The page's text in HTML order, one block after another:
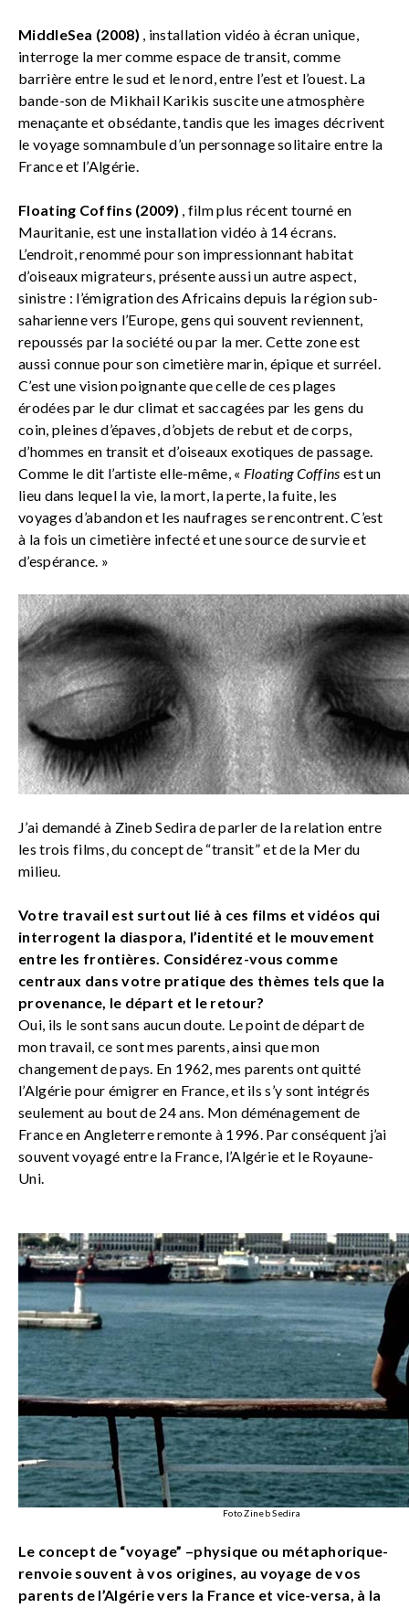
MiddleSea (2008) , installation vidéo à écran unique,
interroge la mer comme espace de transit, comme
barrière entre le sud et le nord, entre l’est et l’ouest. La
bande-son de Mikhail Karikis suscite une atmosphère
menaçante et obsédante, tandis que les images décrivent
le voyage somnambule d’un personnage solitaire entre la
France et l’Algérie.
Floating Coffins (2009) , film plus récent tourné en
Mauritanie, est une installation vidéo à 14 écrans.
L’endroit, renommé pour son impressionnant habitat
d’oiseaux migrateurs, présente aussi un autre aspect,
sinistre : l’émigration des Africains depuis la région sub-
saharienne vers l’Europe, gens qui souvent reviennent,
repoussés par la société ou par la mer. Cette zone est
aussi connue pour son cimetière marin, épique et surréel.
C’est une vision poignante que celle de ces plages
érodées par le dur climat et saccagées par les gens du
coin, pleines d’épaves, d’objets de rebut et de corps,
d’hommes en transit et d’oiseaux exotiques de passage.
Comme le dit l’artiste elle-même, « Floating Coffins est un
lieu dans lequel la vie, la mort, la perte, la fuite, les
voyages d’abandon et les naufrages se rencontrent. C’est
à la fois un cimetière infecté et une source de survie et
d’espérance. »
J’ai demandé à Zineb Sedira de parler de la relation entre
les trois films, du concept de “transit” et de la Mer du
milieu.
Votre travail est surtout lié à ces films et vidéos qui
interrogent la diaspora, l’identité et le mouvement
entre les frontières. Considérez-vous comme
centraux dans votre pratique des thèmes tels que la
provenance, le départ et le retour?
Oui, ils le sont sans aucun doute. Le point de départ de
mon travail, ce sont mes parents, ainsi que mon
changement de pays. En 1962, mes parents ont quitté
l’Algérie pour émigrer en France, et ils s’y sont intégrés
seulement au bout de 24 ans. Mon déménagement de
France en Angleterre remonte à 1996. Par conséquent j’ai
souvent voyagé entre la France, l’Algérie et le Royaune-
Uni.
Foto Zineb Sedira
Le concept de “voyage” –physique ou métaphorique-
renvoie souvent à vos origines, au voyage de vos
parents de l’Algérie vers la France et vice-versa, à la